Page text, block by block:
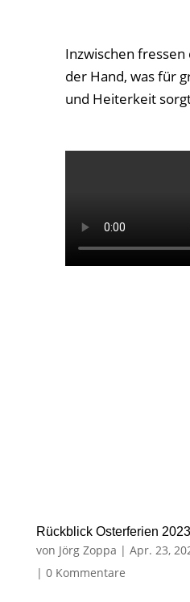
Inzwischen fressen
der Hand, was für
und Heiterkeit
Rückblick Osterferien 2023
von Jörg Zoppa | Apr. 23,
| 0 Kommentare